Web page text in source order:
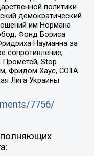
политики
демократический
им Нормана
Фонд Бориса
Науманна за
сопротивление,
Прометей, Stop
Фридом Хаус, СОТА
Лига Украины
7756/